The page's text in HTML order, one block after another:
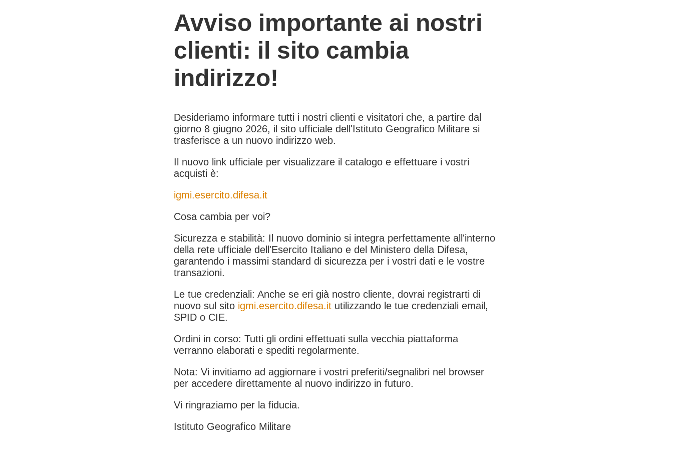
Avviso importante ai nostri
clienti: il sito cambia
indirizzo!
Desideriamo informare tutti i nostri clienti e visitatori che, a partire dal
giorno 8 giugno 2026, il sito ufficiale dell'Istituto Geografico Militare si
trasferisce a un nuovo indirizzo web.
Il nuovo link ufficiale per visualizzare il catalogo e effettuare i vostri
acquisti è:
igmi.esercito.difesa.it
Cosa cambia per voi?
Sicurezza e stabilità: Il nuovo dominio si integra perfettamente all'interno
della rete ufficiale dell'Esercito Italiano e del Ministero della Difesa,
garantendo i massimi standard di sicurezza per i vostri dati e le vostre
transazioni.
Le tue credenziali: Anche se eri già nostro cliente, dovrai registrarti di
nuovo sul sito igmi.esercito.difesa.it utilizzando le tue credenziali email,
SPID o CIE.
Ordini in corso: Tutti gli ordini effettuati sulla vecchia piattaforma
verranno elaborati e spediti regolarmente.
Nota: Vi invitiamo ad aggiornare i vostri preferiti/segnalibri nel browser
per accedere direttamente al nuovo indirizzo in futuro.
Vi ringraziamo per la fiducia.
Istituto Geografico Militare